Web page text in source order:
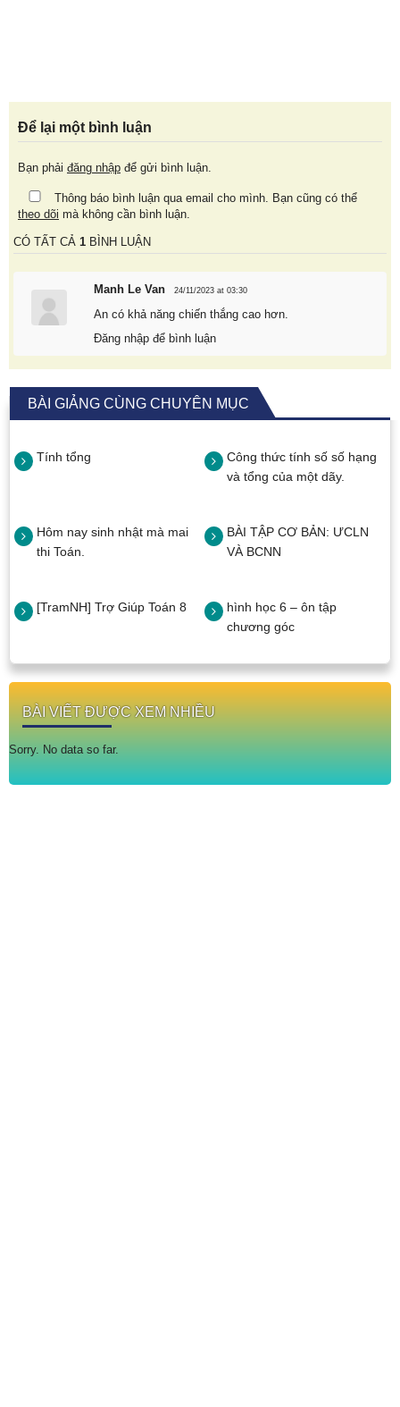
Để lại một bình luận
Bạn phải đăng nhập để gửi bình luận.
Thông báo bình luận qua email cho mình. Bạn cũng có thể
theo dõi mà không cần bình luận.
CÓ TẤT CẢ 1 BÌNH LUẬN
Manh Le Van 24/11/2023 at 03:30
An có khả năng chiến thắng cao hơn.
Đăng nhập để bình luận
BÀI GIẢNG CÙNG CHUYÊN MỤC
Tính tổng
Công thức tính số số hạng
và tổng của một dãy.
Hôm nay sinh nhật mà mai
thi Toán.
BÀI TẬP CƠ BẢN: ƯCLN
VÀ BCNN
[TramNH] Trợ Giúp Toán 8
hình học 6 – ôn tập
chương góc
BÀI VIẾT ĐƯỢC XEM NHIỀU
Sorry. No data so far.